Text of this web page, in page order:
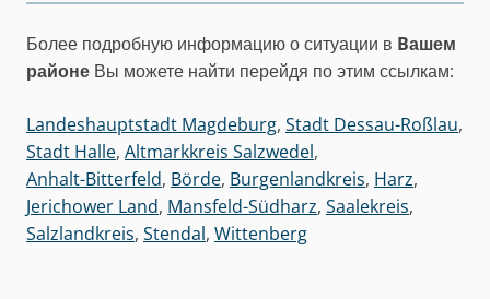
Более подробную информацию о ситуации в Bашем
районе Вы можете найти перейдя по этим ссылкам:
Landeshauptstadt Magdeburg, Stadt Dessau-Roßlau,
Stadt Halle, Altmarkkreis Salzwedel,
Anhalt-Bitterfeld, Börde, Burgenlandkreis, Harz,
Jerichower Land, Mansfeld-Südharz, Saalekreis,
Salzlandkreis, Stendal, Wittenberg